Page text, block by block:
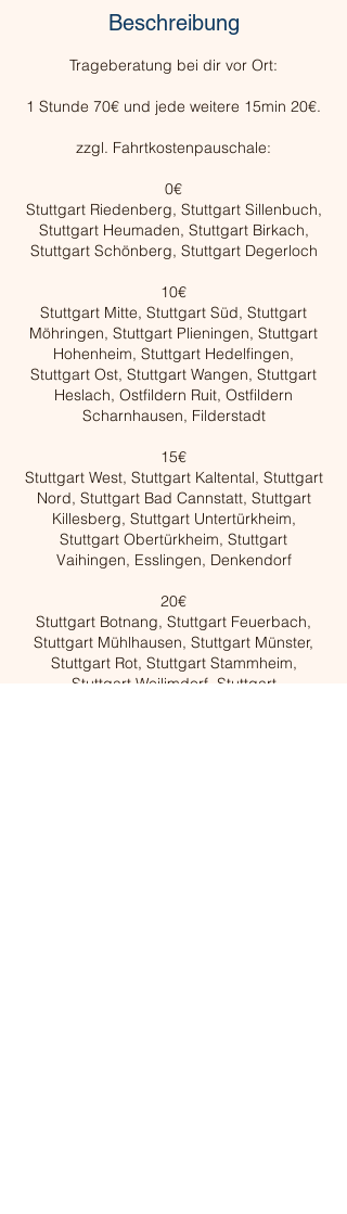
Beschreibung
Trageberatung bei dir vor Ort:
1 Stunde 70€ und jede weitere 15min 20€.
zzgl. Fahrtkostenpauschale:
​0€
Stuttgart Riedenberg, Stuttgart Sillenbuch,
Stuttgart Heumaden, Stuttgart Birkach,
Stuttgart Schönberg, Stuttgart Degerloch
​10€
Stuttgart Mitte, Stuttgart Süd, Stuttgart
Möhringen, Stuttgart Plieningen, Stuttgart
Hohenheim, Stuttgart Hedelfingen,
Stuttgart Ost, Stuttgart Wangen, Stuttgart
Heslach, Ostfildern Ruit, Ostfildern
Scharnhausen, Filderstadt
15€
Stuttgart West, Stuttgart Kaltental, Stuttgart
Nord, Stuttgart Bad Cannstatt, Stuttgart
Killesberg, Stuttgart Untertürkheim,
Stuttgart Obertürkheim, Stuttgart
Vaihingen, Esslingen, Denkendorf
20€
Stuttgart Botnang, Stuttgart Feuerbach,
Stuttgart Mühlhausen, Stuttgart Münster,
Stuttgart Rot, Stuttgart Stammheim,
Stuttgart Weilimdorf, Stuttgart